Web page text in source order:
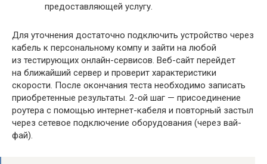
предоставляющей услугу.
Для уточнения достаточно подключить устройство через
кабель к персональному компу и зайти на любой
из тестирующих онлайн-сервисов. Веб-сайт перейдет
на ближайший сервер и проверит характеристики
скорости. После окончания теста необходимо записать
приобретенные результаты. 2-ой шаг — присоединение
роутера с помощью интернет-кабеля и повторный застыл
через сетевое подключение оборудования (через вай-
фай).